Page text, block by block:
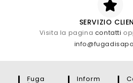
SERVIZIO
Visita la pagina contatti
Fuga Inform